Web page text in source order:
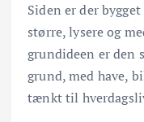
Siden er der
større, lysere og
grundideen er den
grund, med have,
tænkt til